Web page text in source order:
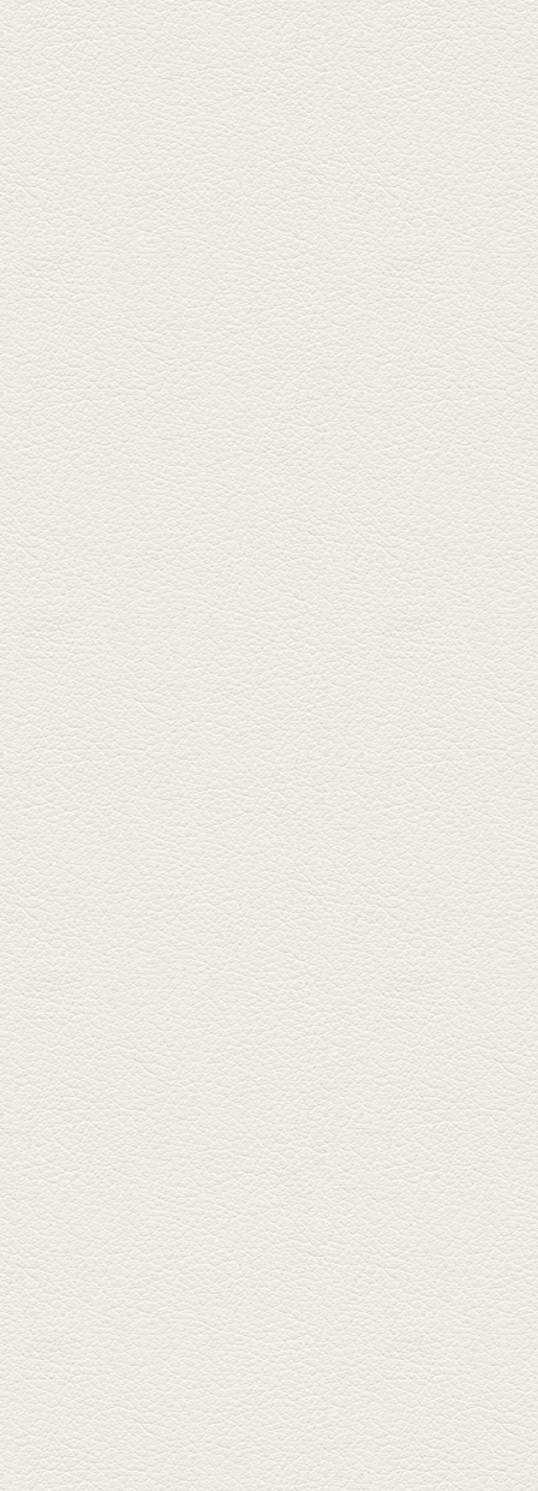
名店「旬味こさか」で夏の味を
堪能...
2025年5月23日放送
明太もちチーズもんじゃ
銀座中通りで深夜３時まで営業
している「もんじゃ焼きかめの
や」...
2025年5月2日放送
ミックス水餃子＆麻婆豆
腐
新水前寺駅そばの人気店「中華
料理 福来亭」へ。「しろ」ロッ
ク...
2025年4月11日放送
きびなごの塩焼き＆黒豚
しゃぶしゃぶ
春の[熊本屋台村]で昼飲みの刻。
[かごっま屋台 黒で乾杯]で「銀...
2025年3月21日放送
薩摩赤鶏のころころ焼き
＆カツオの藁焼き
三年坂通りのビル２階「焼鳥こ
ろころ」はオシャレな店構えで
炭火...
2025年2月28日放送
踊る車海老＆あか牛串 ウ
ニとキャビア乗せ
ホテル日航熊本の裏、創作串揚
げの新たな店「串ハル」へ「銀
しろ...
2025年2月7日放送
マグロのレアカツ＆合鴨
とカブのゆず煮
酒場通りの「料理屋じぃ」で昼
飲みの刻。「しろ」お湯割で店
主ご...
2025年1月17日放送
燻製ポーク＆特製和風石
焼おこげ
北区の飛田バイパスで人気の創
作家庭料理の店「ソラクル」
へ。「...
2024年12月27日放送
バーニャカウダ＆焼き鳥
＆もつ鍋
COCOSA裏の「焼鳥えーす」は
福岡で人気の焼鳥店。乾杯は
KAORUハ...
2024年12月6日放送
串揚げ六種盛＆ゼロ秒馬
しゃぶ鍋
銀座通り「串揚げ秀」で旬の野
菜と魚介の串揚げで味わいの
刻。「...
2024年11月15日放送